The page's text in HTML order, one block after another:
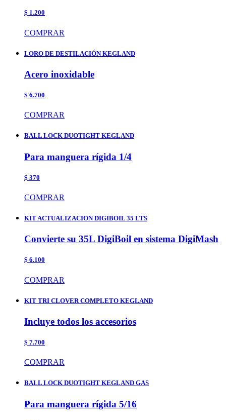
$ 1.200
COMPRAR
LORO DE DESTILACIÓN KEGLAND
Acero inoxidable
$ 6.700
COMPRAR
BALL LOCK DUOTIGHT KEGLAND
Para manguera rígida 1/4
$ 370
COMPRAR
KIT ACTUALIZACION DIGIBOIL 35 LTS
Convierte su 35L DigiBoil en sistema DigiMash
$ 6.100
COMPRAR
KIT TRI CLOVER COMPLETO KEGLAND
Incluye todos los accesorios
$ 7.700
COMPRAR
BALL LOCK DUOTIGHT KEGLAND GAS
Para manguera rígida 5/16